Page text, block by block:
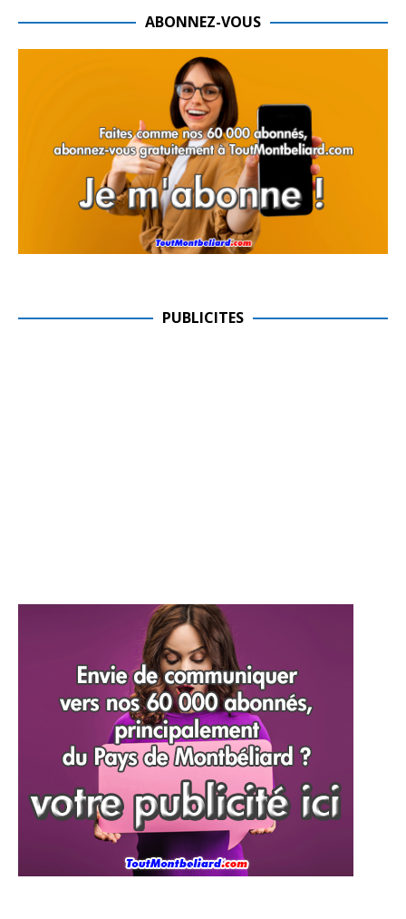
ABONNEZ-VOUS
PUBLICITES